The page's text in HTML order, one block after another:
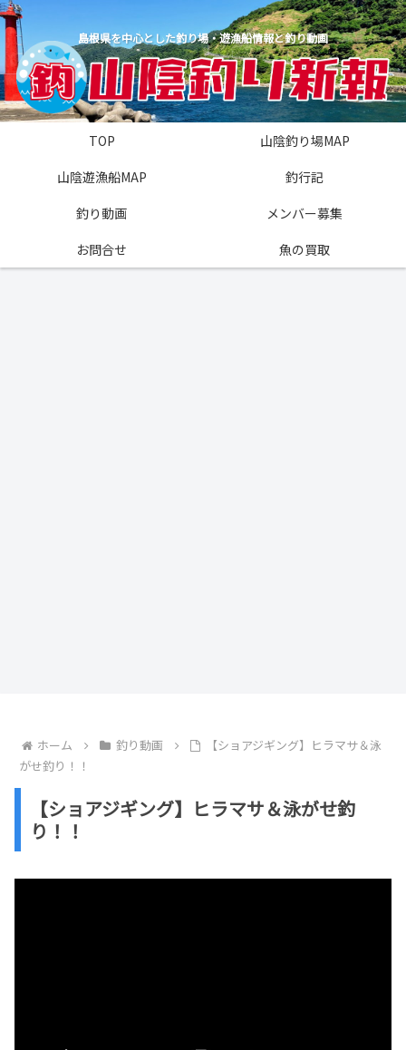
島根県を中心とした釣り場・遊漁船情報と釣り動画
TOP
山陰釣り場MAP
山陰遊漁船MAP
釣行記
釣り動画
メンバー募集
お問合せ
魚の買取
ホーム 釣り動画
【ショアジギング】ヒラマサ＆泳
がせ釣り！！
【ショアジギング】ヒラマサ＆泳がせ釣
り！！